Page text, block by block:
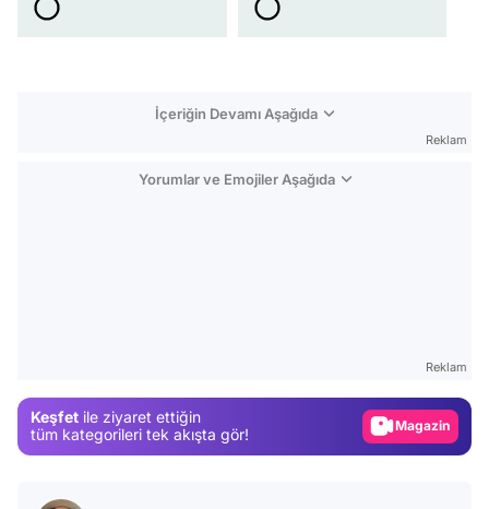
İçeriğin Devamı Aşağıda
Reklam
Yorumlar ve Emojiler Aşağıda
Reklam
Keşfet ile ziyaret ettiğin
tüm kategorileri tek akışta gör!
Magazin